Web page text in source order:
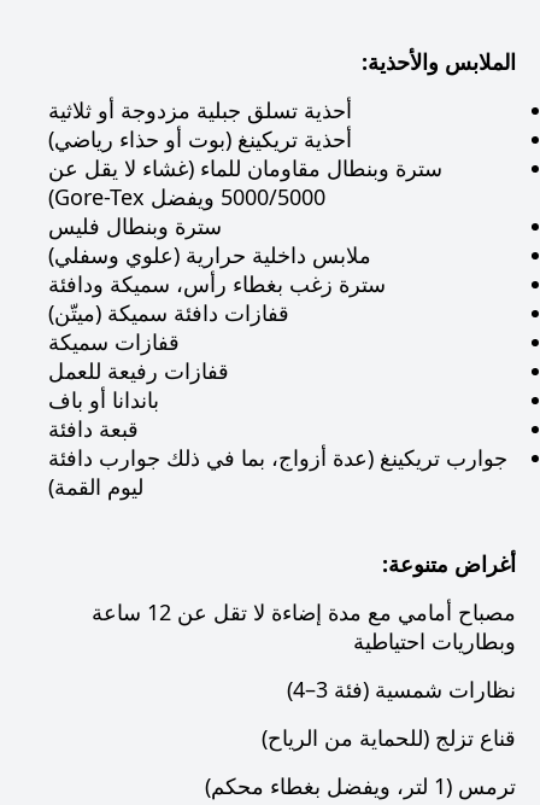
الملابس والأحذية:
أحذية تسلق جبلية مزدوجة أو ثلاثية
أحذية تريكينغ (بوت أو حذاء رياضي)
سترة وبنطال مقاومان للماء (غشاء لا يقل عن
5000/5000 ويفضل Gore-Tex)
سترة وبنطال فليس
ملابس داخلية حرارية (علوي وسفلي)
سترة زغب بغطاء رأس، سميكة ودافئة
قفازات دافئة سميكة (ميتّن)
قفازات سميكة
قفازات رفيعة للعمل
باندانا أو باف
قبعة دافئة
جوارب تريكينغ (عدة أزواج، بما في ذلك جوارب دافئة
ليوم القمة)
أغراض متنوعة:
مصباح أمامي مع مدة إضاءة لا تقل عن 12 ساعة
وبطاريات احتياطية
نظارات شمسية (فئة 3–4)
قناع تزلج (للحماية من الرياح)
ترمس (1 لتر، ويفضل بغطاء محكم)